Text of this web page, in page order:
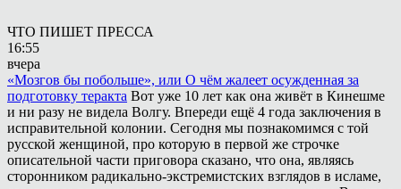
ЧТО ПИШЕТ ПРЕССА
16:55
вчера
«Мозгов бы побольше», или О чём жалеет осужденная за
подготовку теракта Вот уже 10 лет как она живёт в Кинешме
и ни разу не видела Волгу. Впереди ещё 4 года заключения в
исправительной колонии. Сегодня мы познакомимся с той
русской женщиной, про которую в первой же строчке
описательной части приговора сказано, что она, являясь
сторонником радикально-экстремистских взглядов в исламе,